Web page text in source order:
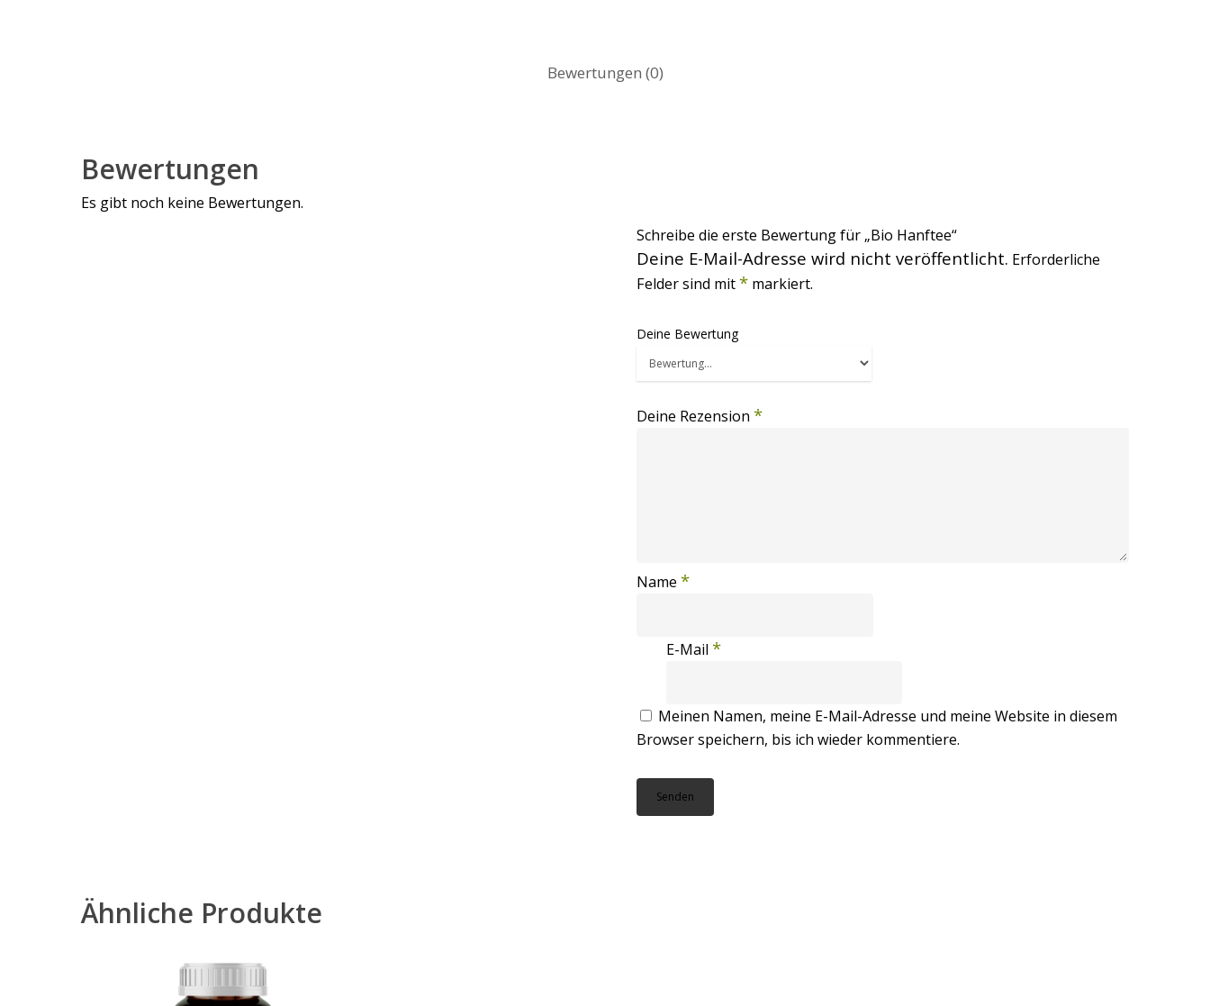
Bewertungen (0)
Bewertungen
Es gibt noch keine Bewertungen.
Schreibe die erste Bewertung für „Bio Hanftee“
Deine E-Mail-Adresse wird nicht veröffentlicht. Erforderliche
Felder sind mit*markiert.
Deine Bewertung
Deine Rezension *
Name *
E-Mail*
Meinen Namen, meine E-Mail-Adresse und meine Website in diesem
Browser speichern, bis ich wieder kommentiere.
Ähnliche Produkte